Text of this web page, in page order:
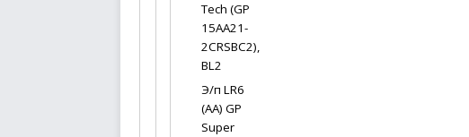
Tech (GP
15AA21-
2CRSBC2),
BL2
Э/п LR6
(AA) GP
Super